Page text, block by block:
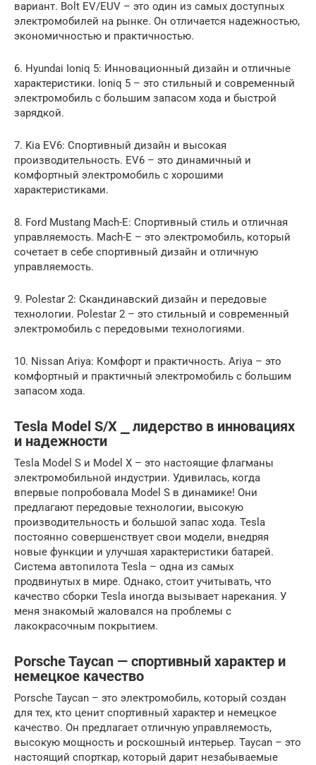
вариант. Bolt EV/EUV – это один из самых доступных
электромобилей на рынке. Он отличается надежностью,
экономичностью и практичностью.
6. Hyundai Ioniq 5: Инновационный дизайн и отличные
характеристики. Ioniq 5 – это стильный и современный
электромобиль с большим запасом хода и быстрой
зарядкой.
7. Kia EV6: Спортивный дизайн и высокая
производительность. EV6 – это динамичный и
комфортный электромобиль с хорошими
характеристиками.
8. Ford Mustang Mach-E: Спортивный стиль и отличная
управляемость. Mach-E – это электромобиль, который
сочетает в себе спортивный дизайн и отличную
управляемость.
9. Polestar 2: Скандинавский дизайн и передовые
технологии. Polestar 2 – это стильный и современный
электромобиль с передовыми технологиями.
10. Nissan Ariya: Комфорт и практичность. Ariya – это
комфортный и практичный электромобиль с большим
запасом хода.
Tesla Model S/X ⎯ лидерство в инновациях
и надежности
Tesla Model S и Model X – это настоящие флагманы
электромобильной индустрии. Удивилась, когда
впервые попробовала Model S в динамике! Они
предлагают передовые технологии, высокую
производительность и большой запас хода. Tesla
постоянно совершенствует свои модели, внедряя
новые функции и улучшая характеристики батарей.
Система автопилота Tesla – одна из самых
продвинутых в мире. Однако, стоит учитывать, что
качество сборки Tesla иногда вызывает нарекания. У
меня знакомый жаловался на проблемы с
лакокрасочным покрытием.
Porsche Taycan — спортивный характер и
немецкое качество
Porsche Taycan – это электромобиль, который создан
для тех, кто ценит спортивный характер и немецкое
качество. Он предлагает отличную управляемость,
высокую мощность и роскошный интерьер. Taycan – это
настоящий спорткар, который дарит незабываемые